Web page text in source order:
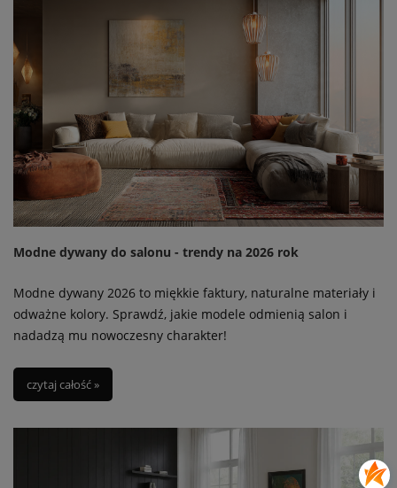
Modne dywany do salonu - trendy na 2026 rok
Modne dywany 2026 to miękkie faktury, naturalne materiały i
odważne kolory. Sprawdź, jakie modele odmienią salon i
nadadzą mu nowoczesny charakter!
czytaj całość »